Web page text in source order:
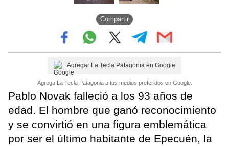
Compartir
Agregar La Tecla Patagonia en Google
Agrega La Tecla Patagonia a tus medios preferidos en Google.
Pablo Novak falleció a los 93 años de
edad. El hombre que ganó reconocimiento
y se convirtió en una figura emblemática
por ser el último habitante de Epecuén, la